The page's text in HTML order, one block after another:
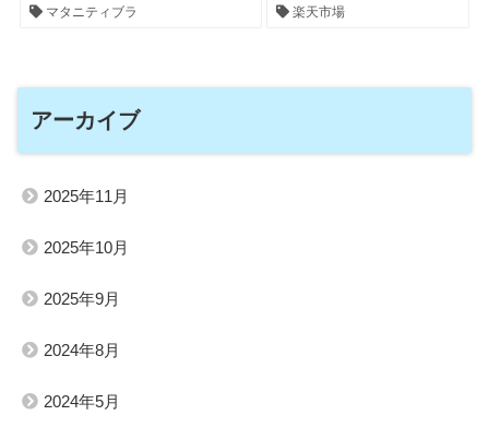
マタニティブラ 楽天市場
アーカイブ
2025年11月
2025年10月
2025年9月
2024年8月
2024年5月